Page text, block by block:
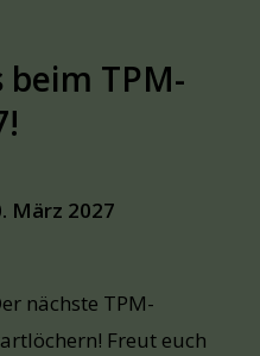
beim TPM-
März 2027
nächste TPM-
Freut euch